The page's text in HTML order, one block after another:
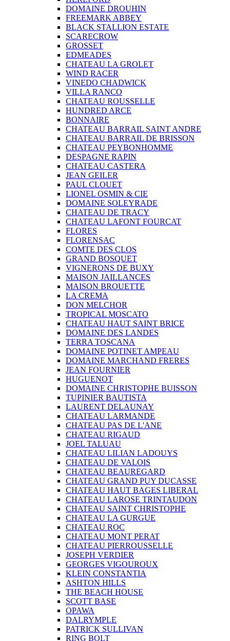
DOMAINE DROUHIN
FREEMARK ABBEY
BLACK STALLION ESTATE
SCARECROW
GROSSET
EDMEADES
CHATEAU LA GROLET
WIND RACER
VINEDO CHADWICK
VILLA RANCO
CHATEAU ROUSSELLE
HUNDRED ARCE
BONNAIRE
CHATEAU BARRAIL SAINT ANDRE
CHATEAU BARRAIL DE BRISSON
CHATEAU PEYBONHOMME
DESPAGNE RAPIN
CHATEAU CASTERA
JEAN GEILER
PAUL CLOUET
LIONEL OSMIN & CIE
DOMAINE SOLEYRADE
CHATEAU DE TRACY
CHATEAU LAFONT FOURCAT
FLORES
FLORENSAC
COMTE DES CLOS
GRAND BOSQUET
VIGNERONS DE BUXY
MAISON JAILLANCES
MAISON BROUETTE
LA CREMA
DON MELCHOR
TROPICAL MOSCATO
CHATEAU HAUT SAINT BRICE
DOMAINE DES LANDES
TERRA TOSCANA
DOMAINE POTINET AMPEAU
DOMAINE MARCHAND FRERES
JEAN FOURNIER
HUGUENOT
DOMAINE CHRISTOPHE BUISSON
TUPINIER BAUTISTA
LAURENT DELAUNAY
CHATEAU LARMANDE
CHATEAU PAS DE L'ANE
CHATEAU RIGAUD
JOEL TALUAU
CHATEAU LILIAN LADOUYS
CHATEAU DE VALOIS
CHATEAU BEAUREGARD
CHATEAU GRAND PUY DUCASSE
CHATEAU HAUT BAGES LIBERAL
CHATEAU LAROSE TRINTAUDON
CHATEAU SAINT CHRISTOPHE
CHATEAU LA GURGUE
CHATEAU ROC
CHATEAU MONT PERAT
CHATEAU PIERROUSSELLE
JOSEPH VERDIER
GEORGES VIGOUROUX
KLEIN CONSTANTIA
ASHTON HILLS
THE BEACH HOUSE
SCOTT BASE
OPAWA
DALRYMPLE
PATRICK SULLIVAN
RING BOLT